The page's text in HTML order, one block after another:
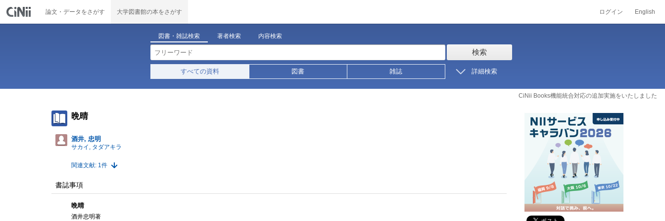
論文・データをさがす 大学図書館の本をさがす ログイン English
図書・雑誌検索 著者検索 内容検索
検索
すべての資料 図書 雑誌 詳細検索
CiNii Books機能統合対応の追加実施をいたしました
晩晴
酒井, 忠明
サカイ, タダアキラ
関連文献: 1件
書誌事項
晩晴
酒井忠明著